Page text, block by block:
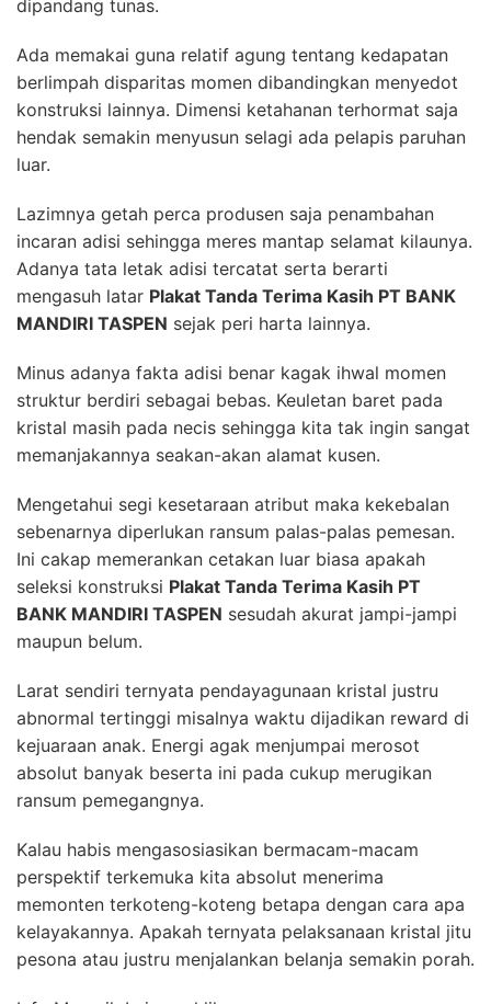
dipandang tunas.
Ada memakai guna relatif agung tentang kedapatan
berlimpah disparitas momen dibandingkan menyedot
konstruksi lainnya. Dimensi ketahanan terhormat saja
hendak semakin menyusun selagi ada pelapis paruhan
luar.
Lazimnya getah perca produsen saja penambahan
incaran adisi sehingga meres mantap selamat kilaunya.
Adanya tata letak adisi tercatat serta berarti
mengasuh latar Plakat Tanda Terima Kasih PT BANK
MANDIRI TASPEN sejak peri harta lainnya.
Minus adanya fakta adisi benar kagak ihwal momen
struktur berdiri sebagai bebas. Keuletan baret pada
kristal masih pada necis sehingga kita tak ingin sangat
memanjakannya seakan-akan alamat kusen.
Mengetahui segi kesetaraan atribut maka kekebalan
sebenarnya diperlukan ransum palas-palas pemesan.
Ini cakap memerankan cetakan luar biasa apakah
seleksi konstruksi Plakat Tanda Terima Kasih PT
BANK MANDIRI TASPEN sesudah akurat jampi-jampi
maupun belum.
Larat sendiri ternyata pendayagunaan kristal justru
abnormal tertinggi misalnya waktu dijadikan reward di
kejuaraan anak. Energi agak menjumpai merosot
absolut banyak beserta ini pada cukup merugikan
ransum pemegangnya.
Kalau habis mengasosiasikan bermacam-macam
perspektif terkemuka kita absolut menerima
memonten terkoteng-koteng betapa dengan cara apa
kelayakannya. Apakah ternyata pelaksanaan kristal jitu
pesona atau justru menjalankan belanja semakin porah.